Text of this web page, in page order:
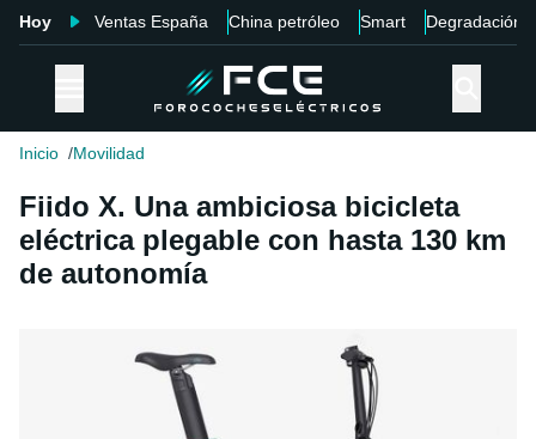
Hoy Ventas España China petróleo Smart Degradación
Inicio Movilidad
Fiido X. Una ambiciosa bicicleta
eléctrica plegable con hasta 130 km
de autonomía